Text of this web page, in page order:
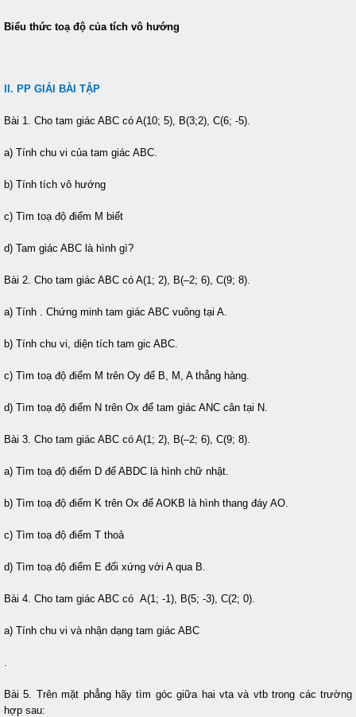
Biểu thức toạ độ của tích vô hướng
II. PP GIẢI BÀI TẬP
Bài 1. Cho tam giác ABC có A(10; 5), B(3;2), C(6; -5).
a) Tính chu vi của tam giác ABC.
b) Tính tích vô hướng
c) Tìm toạ độ điểm M biết
d) Tam giác ABC là hình gì?
Bài 2. Cho tam giác ABC có A(1; 2), B(–2; 6), C(9; 8).
a) Tính . Chứng minh tam giác ABC vuông tại A.
b) Tính chu vi, diện tích tam gic ABC.
c) Tìm toạ độ điểm M trên Oy để B, M, A thẳng hàng.
d) Tìm toạ độ điểm N trên Ox để tam giác ANC cân tại N.
Bài 3. Cho tam giác ABC có A(1; 2), B(–2; 6), C(9; 8).
a) Tìm toạ độ điểm D để ABDC là hình chữ nhật.
b) Tìm toạ độ điểm K trên Ox để AOKB là hình thang đáy AO.
c) Tìm toạ độ điểm T thoả
d) Tìm toạ độ điểm E đối xứng với A qua B.
Bài 4. Cho tam giác ABC có A(1; -1), B(5; -3), C(2; 0).
a) Tính chu vi và nhận dạng tam giác ABC
Bài 5. Trên mặt phẳng hãy tìm góc giữa hai vta và vtb trong các trường
hợp sau: